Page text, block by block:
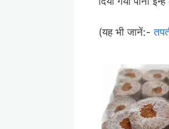
(यह भी जानें:-